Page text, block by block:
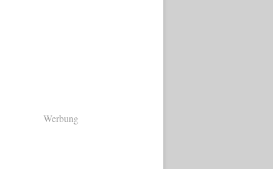
Werbung